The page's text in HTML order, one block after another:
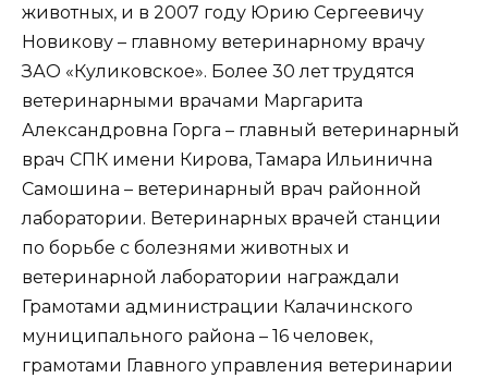
животных, и в 2007 году Юрию Сергеевичу
Новикову – главному ветеринарному врачу
ЗАО «Куликовское». Более 30 лет трудятся
ветеринарными врачами Маргарита
Александровна Горга – главный ветеринарный
врач СПК имени Кирова, Тамара Ильинична
Самошина – ветеринарный врач районной
лаборатории. Ветеринарных врачей станции
по борьбе с болезнями животных и
ветеринарной лаборатории награждали
Грамотами администрации Калачинского
муниципального района – 16 человек,
грамотами Главного управления ветеринарии